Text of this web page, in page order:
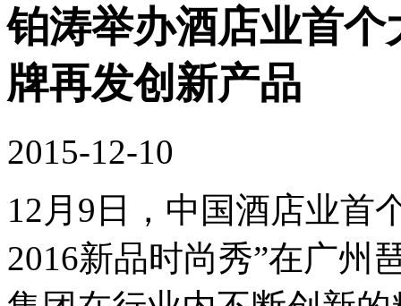
铂涛举办酒店业首
牌再发创新产品
2015-12-10
12月9日，中国酒店业首
2016新品时尚秀”在广州